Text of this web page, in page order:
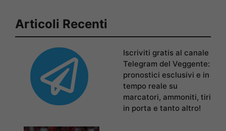
Articoli Recenti
Iscriviti gratis al canale
Telegram del Veggente:
pronostici esclusivi e in
tempo reale su
marcatori, ammoniti, tiri
in porta e tanto altro!